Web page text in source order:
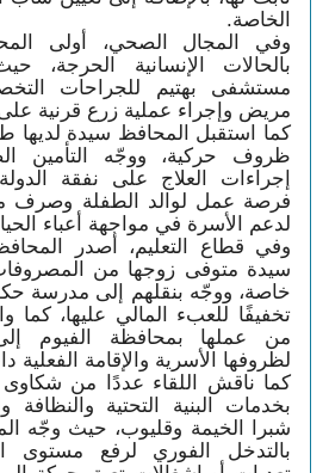
الخاصة.
وفي المجال الصحي، أولى
بالحالات الإنسانية الحرجة،
مستشفى بهتيم للجراحات
مريض وإجراء عملية زرع قرنية على
كما استقبل المحافظ سيدة لديها
ظروف حركية، ووجّه التأمين
إجراءات العلاج على نفقة
فرصة عمل لوالد الطفلة وصرف
لدعم الأسرة في مواجهة أعباء
وفي قطاع التعليم، أصدر المحافظ
سيدة متوفى زوجها من
خاصة، ووجّه بنقلهم إلى مدرسة
تخفيفًا للعبء المالي عليها،
من عملها بمحافظة الفيوم إلى
لظروفها الأسرية والإقامة الفعلية
كما ناقش اللقاء عددًا من شكاوى
بخدمات البنية التحتية
شبرا الخيمة وقليوب، حيث وجّه
بالتدخل الفوري لرفع مستوى